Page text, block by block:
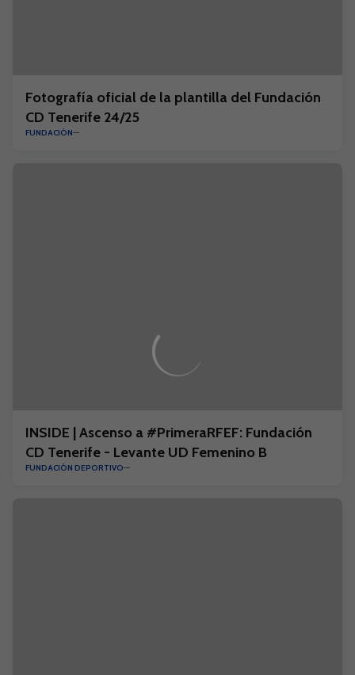
Fotografía oficial de la plantilla del Fundación
CD Tenerife 24/25
FUNDACIÓN
INSIDE | Ascenso a #PrimeraRFEF: Fundación
CD Tenerife - Levante UD Femenino B
FUNDACIÓN DEPORTIVO